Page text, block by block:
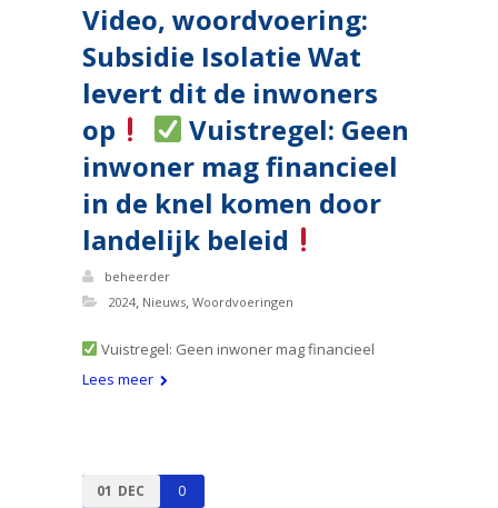
Video, woordvoering:
Subsidie Isolatie Wat
levert dit de inwoners
op
Vuistregel: Geen
inwoner mag financieel
in de knel komen door
landelijk beleid
beheerder
2024, Nieuws, Woordvoeringen
Vuistregel: Geen inwoner mag financieel
Lees meer
01 DEC 0